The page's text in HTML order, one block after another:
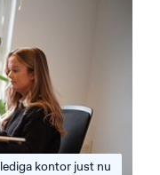
lediga kontor just nu